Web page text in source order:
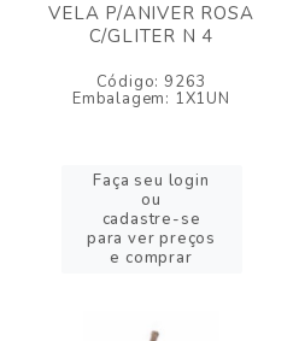
VELA P/ANIVER ROSA
C/GLITER N 4
Código: 9263
Embalagem: 1X1UN
Faça seu login
ou
cadastre-se
para ver preços
e comprar